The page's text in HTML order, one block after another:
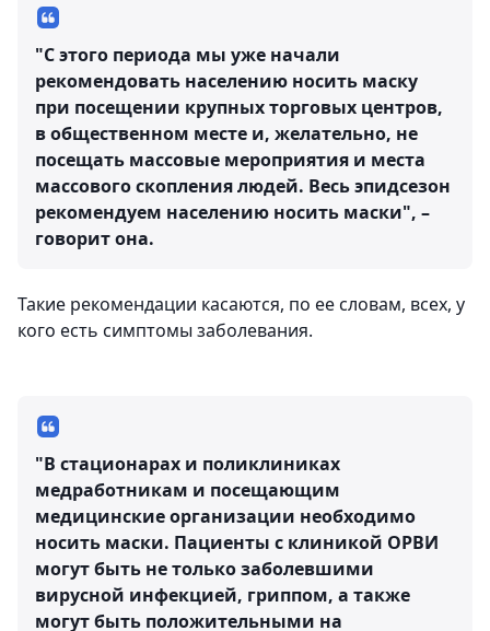
"С этого периода мы уже начали
рекомендовать населению носить маску
при посещении крупных торговых центров,
в общественном месте и, желательно, не
посещать массовые мероприятия и места
массового скопления людей. Весь эпидсезон
рекомендуем населению носить маски", –
говорит она.
Такие рекомендации касаются, по ее словам, всех, у
кого есть симптомы заболевания.
"В стационарах и поликлиниках
медработникам и посещающим
медицинские организации необходимо
носить маски. Пациенты с клиникой ОРВИ
могут быть не только заболевшими
вирусной инфекцией, гриппом, а также
могут быть положительными на